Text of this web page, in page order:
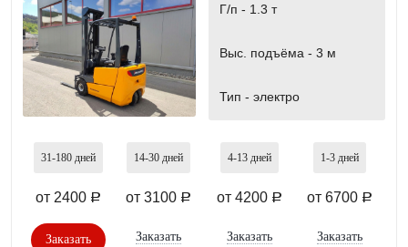
Г/п - 1.3 т
Выс. подъёма - 3 м
Тип - электро
31-180 дней
от 2400 a
Заказать
14-30 дней
от 3100 a
Заказать
4-13 дней
от 4200 a
Заказать
1-3 дней
от 6700 a
Заказать